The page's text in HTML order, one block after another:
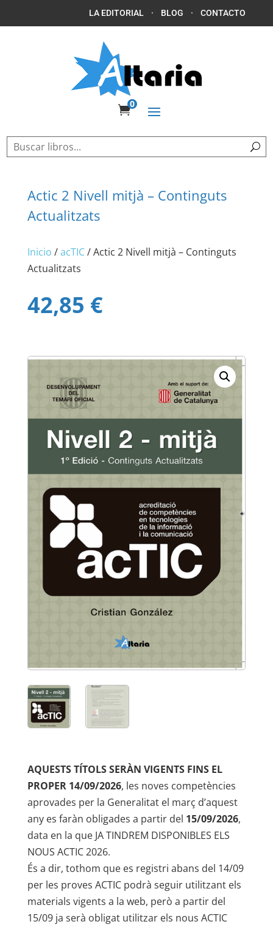
LA EDITORIAL · BLOG ·CONTACTO
0
Actic 2 Nivell mitjà – Continguts
Actualitzats
Inicio /acTIC/ Actic 2 Nivell mitjà – Continguts
Actualitzats
42,85 €
AQUESTS TÍTOLS SERÀN VIGENTS FINS EL
PROPER 14/09/2026, les noves competències
aprovades per la Generalitat el març d’aquest
any es faràn obligades a partir del 15/09/2026,
data en la que JA TINDREM DISPONIBLES ELS
NOUS ACTIC 2026.
És a dir, tothom que es registri abans del 14/09
per les proves ACTIC podrà seguir utilitzant els
materials vigents a la web, però a partir del
15/09 ja serà obligat utilitzar els nous ACTIC